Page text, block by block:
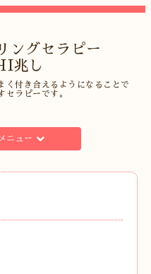
ングセラピー
兆し
く付き合えるようになることで
セラピーです。
メニュー